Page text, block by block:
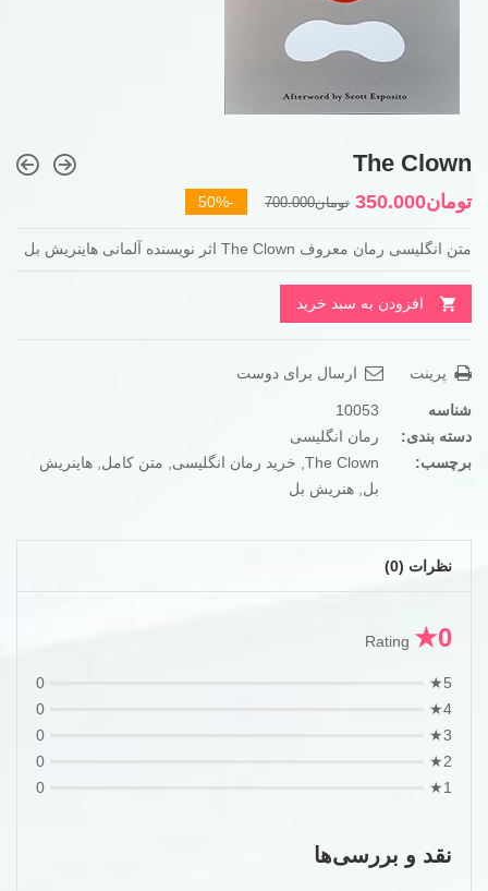
The Clown
تومان700.000قیمت
تومان700.000
تومان350.000
قیمت
تومان350.000
متن انگلیسی رمان معروف The Clown اثر نویسنده آلمانی هاینریش بل
افزودن به سبد خرید
پرینت ارسال برای دوست
شناسه
10053
دسته بندی:
رمان انگلیسی
برچسب:
The Clown
, خرید رمان انگلیسی , متن کامل , هاینریش
بل , هنریش بل
نظرات (0)
0★
Rating
5★
0
4★
0
3★
0
2★
0
0
نقد و بررسی‌ها